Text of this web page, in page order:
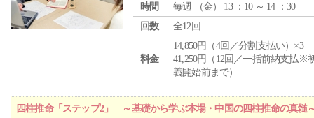
時間
毎週 （金） 13 ：10 ～ 14 ：30
回数
全12回
料金
14,850円（4回／分割支払い）×3
41,250円（12回／一括前納支払※
義開始前まで）
四柱推命「ステップ2」 ～基礎から学ぶ本場・中国の四柱推命の真髄